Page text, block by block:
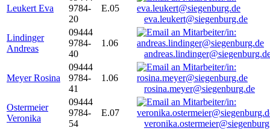
Leukert Eva
9784-
20
E.05
eva.leukert@siegenburg.de
Lindinger
Andreas
09444
9784-
40
1.06
Meyer Rosina
09444
9784-
41
1.06
rosina.meyer@siegenburg.de
Ostermeier
Veronika
09444
9784-
54
E.07